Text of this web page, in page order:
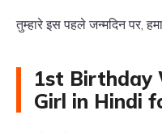
तुम्हारे इस पहले जन्मदिन पर,
1st Birthday
Girl in Hindi